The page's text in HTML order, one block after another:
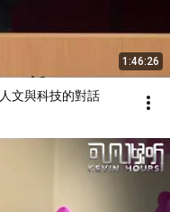
1:46:26
文與科技的對話